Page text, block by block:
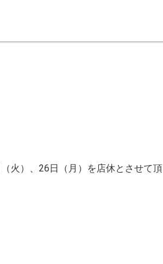
火）、26日（月）を店休とさせて頂